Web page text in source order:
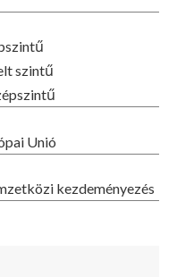
szintű
Unió
kezdeményezés